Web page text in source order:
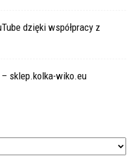
dzięki współpracy z
sklep.kolka-wiko.eu